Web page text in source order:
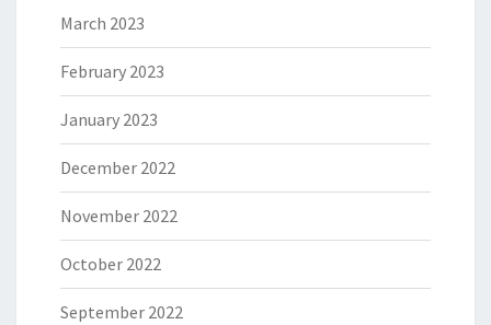
March 2023
February 2023
January 2023
December 2022
November 2022
October 2022
September 2022